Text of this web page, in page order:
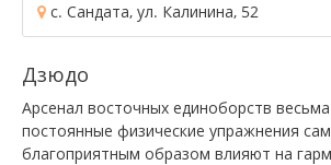
с. Сандата, ул. Калинина, 52
Дзюдо
Арсенал восточных единоборств
постоянные физические упражнения
благоприятным образом влияют на